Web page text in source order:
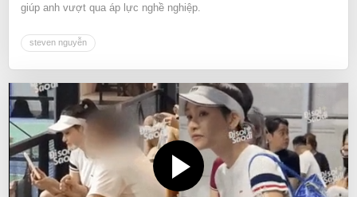
giúp anh vượt qua áp lực nghề nghiệp.
steven nguyễn